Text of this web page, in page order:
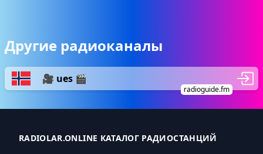
Другие радиоканалы
🎥 ues 🎬
radioguide.fm
RADIOLAR.ONLINE КАТАЛОГ РАДИОСТАНЦИЙ